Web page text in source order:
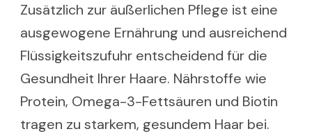
Zusätzlich zur äußerlichen Pflege ist eine
ausgewogene Ernährung und ausreichend
Flüssigkeitszufuhr entscheidend für die
Gesundheit Ihrer Haare. Nährstoffe wie
Protein, Omega-3-Fettsäuren und Biotin
tragen zu starkem, gesundem Haar bei.